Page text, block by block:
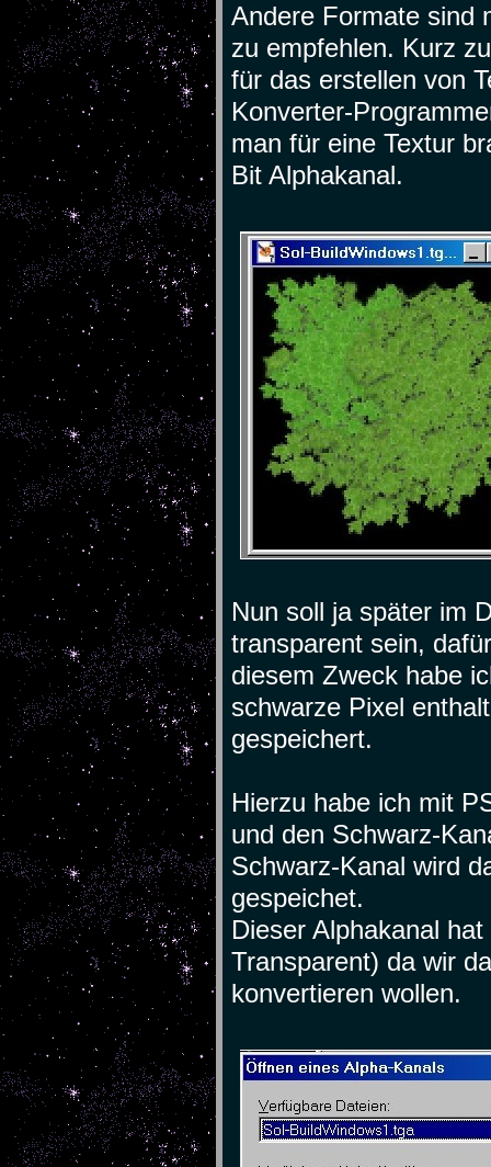
Andere Formate sind
zu empfehlen. Kurz
für das erstellen von
Konverter-
man für eine Textur
Bit Alphakanal.
Nun soll ja später im
transparent sein,
diesem Zweck habe
schwarze Pixel
gespeichert.
Hierzu habe ich mit
und den Schwarz-
Schwarz-Kanal wird
gespeichet.
Dieser Alphakanal
Transparent) da wir
konvertieren wollen.